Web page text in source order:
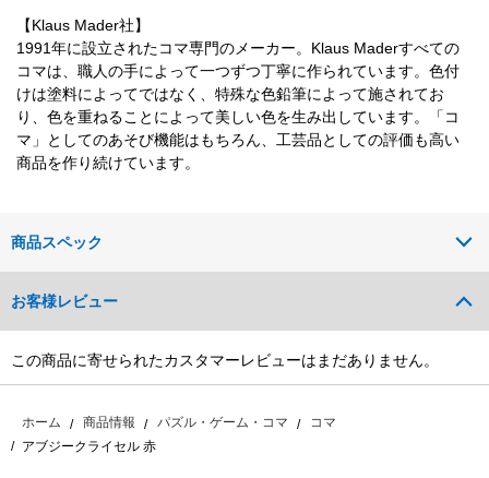
【Klaus Mader社】
1991年に設立されたコマ専門のメーカー。Klaus Maderすべての
コマは、職人の手によって一つずつ丁寧に作られています。色付
けは塗料によってではなく、特殊な色鉛筆によって施されてお
り、色を重ねることによって美しい色を生み出しています。「コ
マ」としてのあそび機能はもちろん、工芸品としての評価も高い
商品を作り続けています。
商品スペック
お客様レビュー
この商品に寄せられたカスタマーレビューはまだありません。
ホーム 商品情報 パズル・ゲーム・コマ
コマ
アブジークライセル 赤